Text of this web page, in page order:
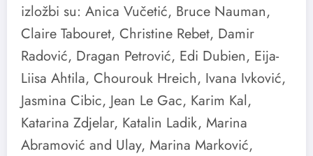
izložbi su: Anica Vučetić, Bruce Nauman,
Claire Tabouret, Christine Rebet, Damir
Radović, Dragan Petrović, Edi Dubien, Eija-
Liisa Ahtila, Chourouk Hreich, Ivana Ivković,
Jasmina Cibic, Jean Le Gac, Karim Kal,
Katarina Zdjelar, Katalin Ladik, Marina
Abramović and Ulay, Marina Marković,